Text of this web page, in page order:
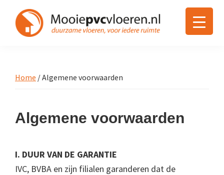
Spring
naar
naar
Spring
naar
vloeren
Home / Algemene voorwaarden
Algemene voorwaarden
I. DUUR VAN DE GARANTIE
IVC, BVBA en zijn filialen garanderen dat de